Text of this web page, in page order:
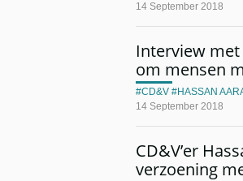
14 September 2018
Interview met
om mensen
14 September 2018
CD&V HASSAN
CD&V’er
verzoening